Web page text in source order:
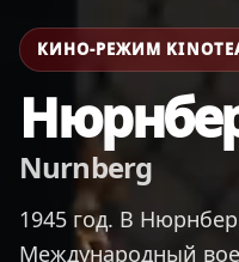
КИНО-РЕЖИМ
Nurnberg
1945 год. В
Международный